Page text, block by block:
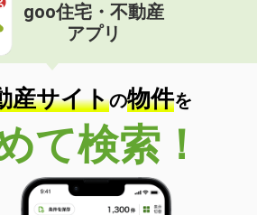
goo住宅・不動産
アプリ
産サイトの物件を
て検索！